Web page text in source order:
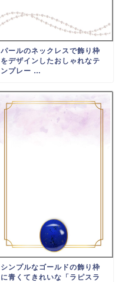
パールのネックレスで飾り枠
をデザインしたおしゃれなテ
ンプレー …
シンプルなゴールドの飾り枠
に青くてきれいな「ラピスラ